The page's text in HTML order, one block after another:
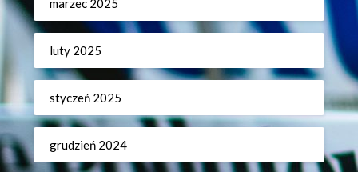
marzec 2025
luty 2025
styczeń 2025
grudzień 2024